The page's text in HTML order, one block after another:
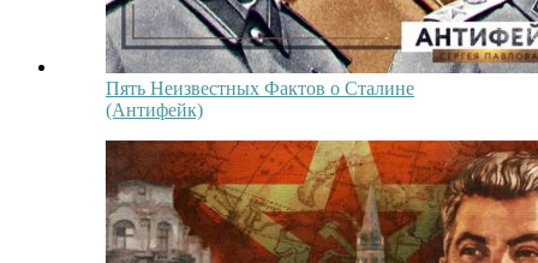
Пять Неизвестных Фактов о Сталине
(Антифейк)